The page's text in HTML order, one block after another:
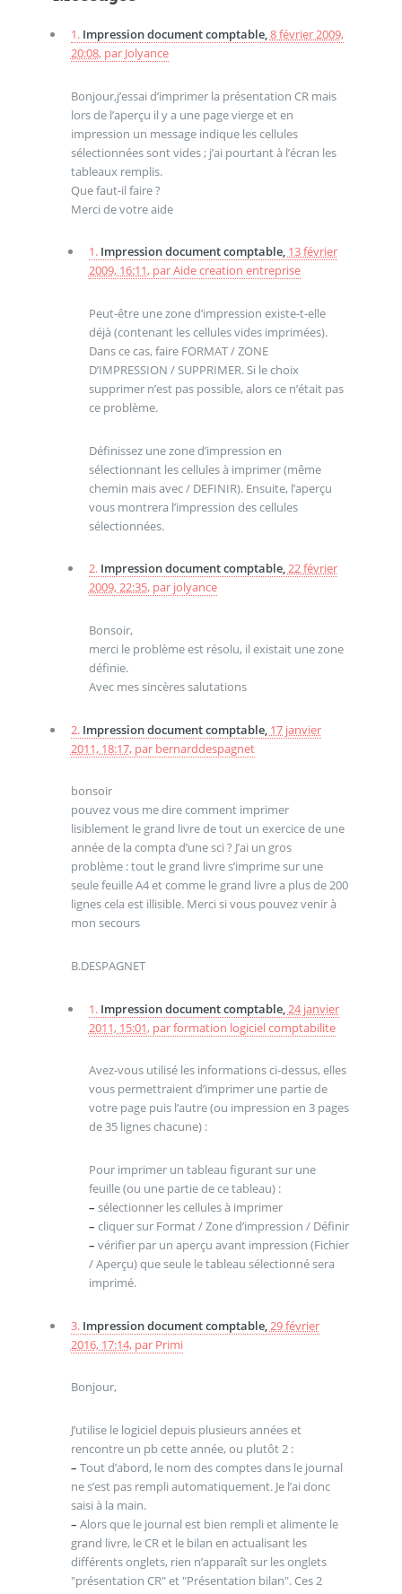
1. Impression document comptable,8 février 2009,
20:08, par Jolyance
Bonjour,j’essai d’imprimer la présentation CR mais
lors de l’aperçu il y a une page vierge et en
impression un message indique les cellules
sélectionnées sont vides ; j’ai pourtant à l’écran les
tableaux remplis.
Que faut-il faire ?
Merci de votre aide
1. Impression document comptable, 13 février
2009, 16:11, parAide creation entreprise
Peut-être une zone d’impression existe-t-elle
déjà (contenant les cellules vides imprimées).
Dans ce cas, faire FORMAT / ZONE
D’IMPRESSION / SUPPRIMER. Si le choix
supprimer n’est pas possible, alors ce n’était pas
ce problème.
Définissez une zone d’impression en
sélectionnant les cellules à imprimer (même
chemin mais avec / DEFINIR). Ensuite, l’aperçu
vous montrera l’impression des cellules
sélectionnées.
2. Impression document comptable,22 février
2009, 22:35, par jolyance
Bonsoir,
merci le problème est résolu, il existait une zone
définie.
Avec mes sincères salutations
2. Impression document comptable, 17 janvier
2011, 18:17, par bernarddespagnet
bonsoir
pouvez vous me dire comment imprimer
lisiblement le grand livre de tout un exercice de une
année de la compta d’une sci ? J’ai un gros
problème : tout le grand livre s’imprime sur une
seule feuille A4 et comme le grand livre a plus de 200
lignes cela est illisible. Merci si vous pouvez venir à
mon secours
B.DESPAGNET
1. Impression document comptable,24 janvier
2011, 15:01, parformation logiciel comptabilite
Avez-vous utilisé les informations ci-dessus, elles
vous permettraient d’imprimer une partie de
votre page puis l’autre (ou impression en 3 pages
de 35 lignes chacune) :
Pour imprimer un tableau figurant sur une
feuille (ou une partie de ce tableau) :
– sélectionner les cellules à imprimer
– cliquer sur Format / Zone d’impression / Définir
– vérifier par un aperçu avant impression (Fichier
/ Aperçu) que seule le tableau sélectionné sera
imprimé.
3. Impression document comptable,29 février
2016, 17:14, par Primi
Bonjour,
J’utilise le logiciel depuis plusieurs années et
rencontre un pb cette année, ou plutôt 2 :
– Tout d’abord, le nom des comptes dans le journal
ne s’est pas rempli automatiquement. Je l’ai donc
saisi à la main.
– Alors que le journal est bien rempli et alimente le
grand livre, le CR et le bilan en actualisant les
différents onglets, rien n’apparaît sur les onglets
"présentation CR" et "Présentation bilan". Ces 2